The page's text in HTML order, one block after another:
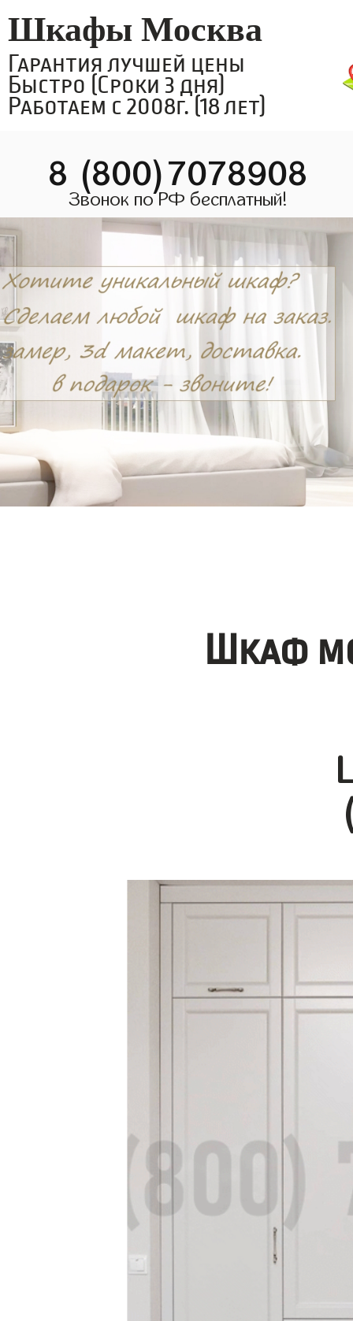
Шкафы Москва
Гарантия лучшей цены
Быстро (Сроки 3 дня)
Работаем с 2008г. (18 лет)
8 (800)7078908
Звонок по РФ бесплатный!
Шкаф